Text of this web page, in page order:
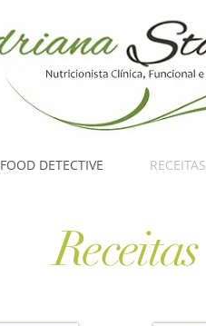
FOOD DETECTIVE RECEITAS
Receitas